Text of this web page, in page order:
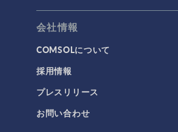
会社情報
COMSOLについて
採用情報
プレスリリース
お問い合わせ